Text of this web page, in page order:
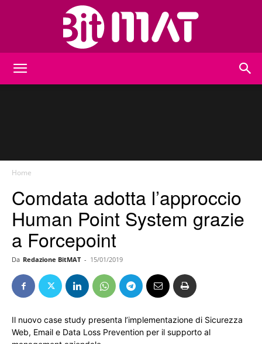
Home
Comdata adotta l’approccio
Human Point System grazie
a Forcepoint
Da Redazione BitMAT - 15/01/2019
Il nuovo case study presenta l’implementazione di Sicurezza
Web, Email e Data Loss Prevention per il supporto al